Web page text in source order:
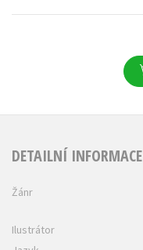
DETAILNÍ INFORMACE
Žánr
Ilustrátor